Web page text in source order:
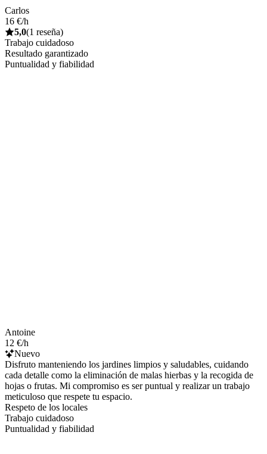
Carlos
16 €/h
5,0(1 reseña)
Trabajo cuidadoso
Resultado garantizado
Puntualidad y fiabilidad
Antoine
12 €/h
Nuevo
Disfruto manteniendo los jardines limpios y saludables, cuidando
cada detalle como la eliminación de malas hierbas y la recogida de
hojas o frutas. Mi compromiso es ser puntual y realizar un trabajo
meticuloso que respete tu espacio.
Respeto de los locales
Trabajo cuidadoso
Puntualidad y fiabilidad